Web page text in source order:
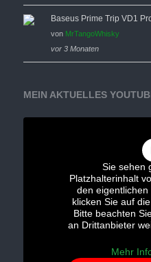
Baseus Prime Trip VD1
von MrTangoWhisky
vor 3 Monaten
MEIN AKTUELLES
Sie sehen
Platzhalterinhalt
den eigentlichen
klicken Sie auf
Bitte beachten
an Drittanbieter
Mehr